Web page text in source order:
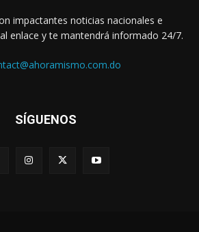
impactantes noticias nacionales e
enlace y te mantendrá informado 24/7.
SÍGUENOS